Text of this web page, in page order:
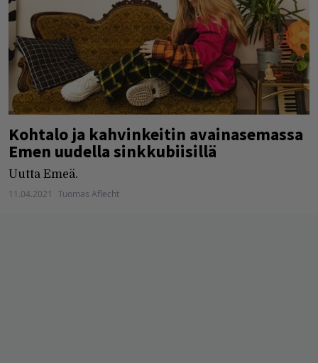
Kohtalo ja kahvinkeitin avainasemassa
Emen uudella sinkkubiisillä
Uutta Emeä.
11.04.2021 Tuomas Aflecht